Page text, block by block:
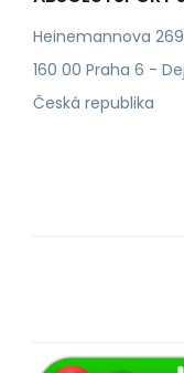
Heinemannova
160 00 Praha 6 -
Česká republika